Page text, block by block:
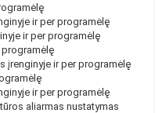
ir per programėlę
ir per programėlę
įrenginyje ir per programėlę
ir per programėlę
aliarmas nustatymas